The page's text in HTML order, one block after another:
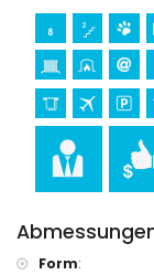
Tennis
Golf (Jávea
von der Villa)
Form: